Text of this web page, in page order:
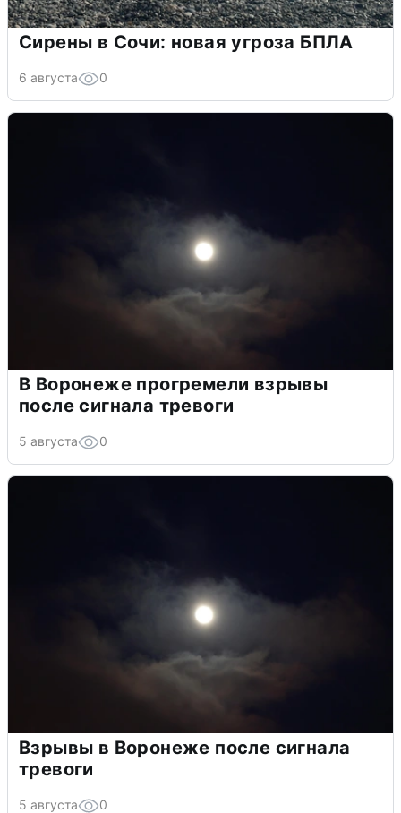
Сирены в Сочи: новая угроза БПЛА
6 августа 0
В Воронеже прогремели взрывы
после сигнала тревоги
5 августа 0
Взрывы в Воронеже после сигнала
тревоги
5 августа 0